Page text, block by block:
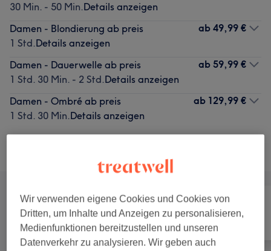
30 Min. - 50 Min.Details anzeigen
Damen - Blondierung ab preis
1 Std.Details anzeigen
ab 49,99 €
Damen - Dauerwelle ab preis
1 Std. 30 Min. - 2 Std.Details anzeigen
ab 59,99 €
Damen - Ombré ab preis
1 Std. 30 Min.Details anzeigen
ab 129,99 €
Alle Friseur
Wir verwenden eigene Cookies und Cookies von
Dritten, um Inhalte und Anzeigen zu personalisieren,
Medienfunktionen bereitzustellen und unseren
Datenverkehr zu analysieren. Wir geben auch